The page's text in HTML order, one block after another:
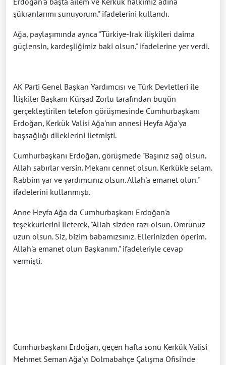
şükranlarımı sunuyorum." ifadelerini kullandı.
Ağa, paylaşımında ayrıca "Türkiye-Irak ilişkileri daima
güçlensin, kardeşliğimiz baki olsun." ifadelerine yer verdi.
AK Parti Genel Başkan Yardımcısı ve Türk Devletleri ile
İlişkiler Başkanı Kürşad Zorlu tarafından bugün
gerçekleştirilen telefon görüşmesinde Cumhurbaşkanı
Erdoğan, Kerkük Valisi Ağa'nın annesi Heyfa Ağa'ya
başsağlığı dileklerini iletmişti.
Cumhurbaşkanı Erdoğan, görüşmede "Başınız sağ olsun.
Allah sabırlar versin. Mekanı cennet olsun. Kerkük'e selam.
Rabbim yar ve yardımcınız olsun. Allah'a emanet olun."
ifadelerini kullanmıştı.
Anne Heyfa Ağa da Cumhurbaşkanı Erdoğan'a
teşekkürlerini ileterek, "Allah sizden razı olsun. Ömrünüz
uzun olsun. Siz, bizim babamızsınız. Ellerinizden öperim.
Allah'a emanet olun Başkanım." ifadeleriyle cevap
vermişti.
Cumhurbaşkanı Erdoğan, geçen hafta sonu Kerkük Valisi
Mehmet Seman Ağa'yı Dolmabahçe Çalışma Ofisi'nde